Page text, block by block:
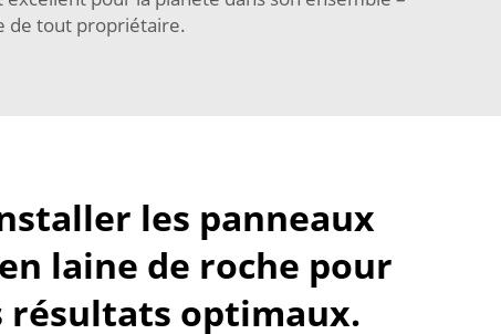
de tout propriétaire.
les panneaux
laine de roche pour
résultats optimaux.